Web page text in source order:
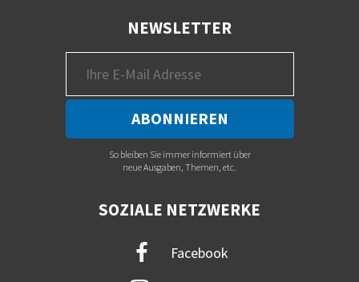
NEWSLETTER
So bleiben Sie immer informiert über
neue Ausgaben, Themen, etc.
SOZIALE NETZWERKE
Facebook